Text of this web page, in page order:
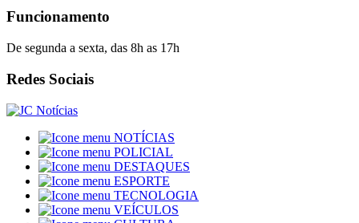
Funcionamento
De segunda a sexta, das 8h as 17h
Redes Sociais
NOTÍCIAS
POLICIAL
DESTAQUES
ESPORTE
TECNOLOGIA
VEÍCULOS